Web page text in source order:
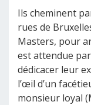
Ils cheminent
rues de
Masters, pour
est attendue
dédicacer leur
l’œil d’un
monsieur loyal